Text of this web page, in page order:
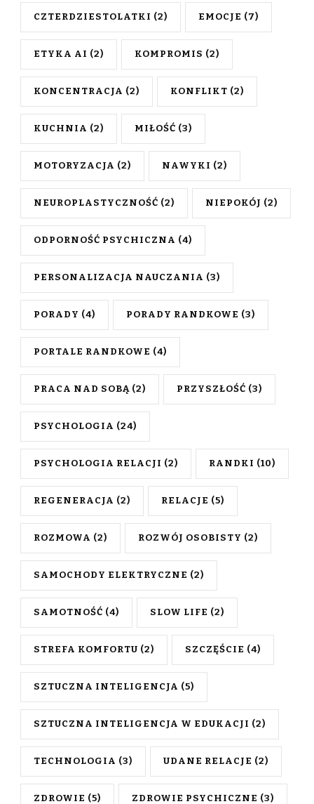
CZTERDZIESTOLATKI (2) EMOCJE (7)
ETYKA AI (2) KOMPROMIS (2)
KONCENTRACJA (2) KONFLIKT (2)
KUCHNIA (2) MIŁOŚĆ (3)
MOTORYZACJA (2) NAWYKI (2)
NEUROPLASTYCZNOŚĆ (2) NIEPOKÓJ (2)
ODPORNOŚĆ PSYCHICZNA (4)
PERSONALIZACJA NAUCZANIA (3)
PORADY (4) PORADY RANDKOWE (3)
PORTALE RANDKOWE (4)
PRACA NAD SOBĄ (2) PRZYSZŁOŚĆ (3)
PSYCHOLOGIA (24)
PSYCHOLOGIA RELACJI (2) RANDKI (10)
REGENERACJA (2) RELACJE (5)
ROZMOWA (2) ROZWÓJ OSOBISTY (2)
SAMOCHODY ELEKTRYCZNE (2)
SAMOTNOŚĆ (4) SLOW LIFE (2)
STREFA KOMFORTU (2) SZCZĘŚCIE (4)
SZTUCZNA INTELIGENCJA (5)
SZTUCZNA INTELIGENCJA W EDUKACJI (2)
TECHNOLOGIA (3) UDANE RELACJE (2)
ZDROWIE (5) ZDROWIE PSYCHICZNE (3)